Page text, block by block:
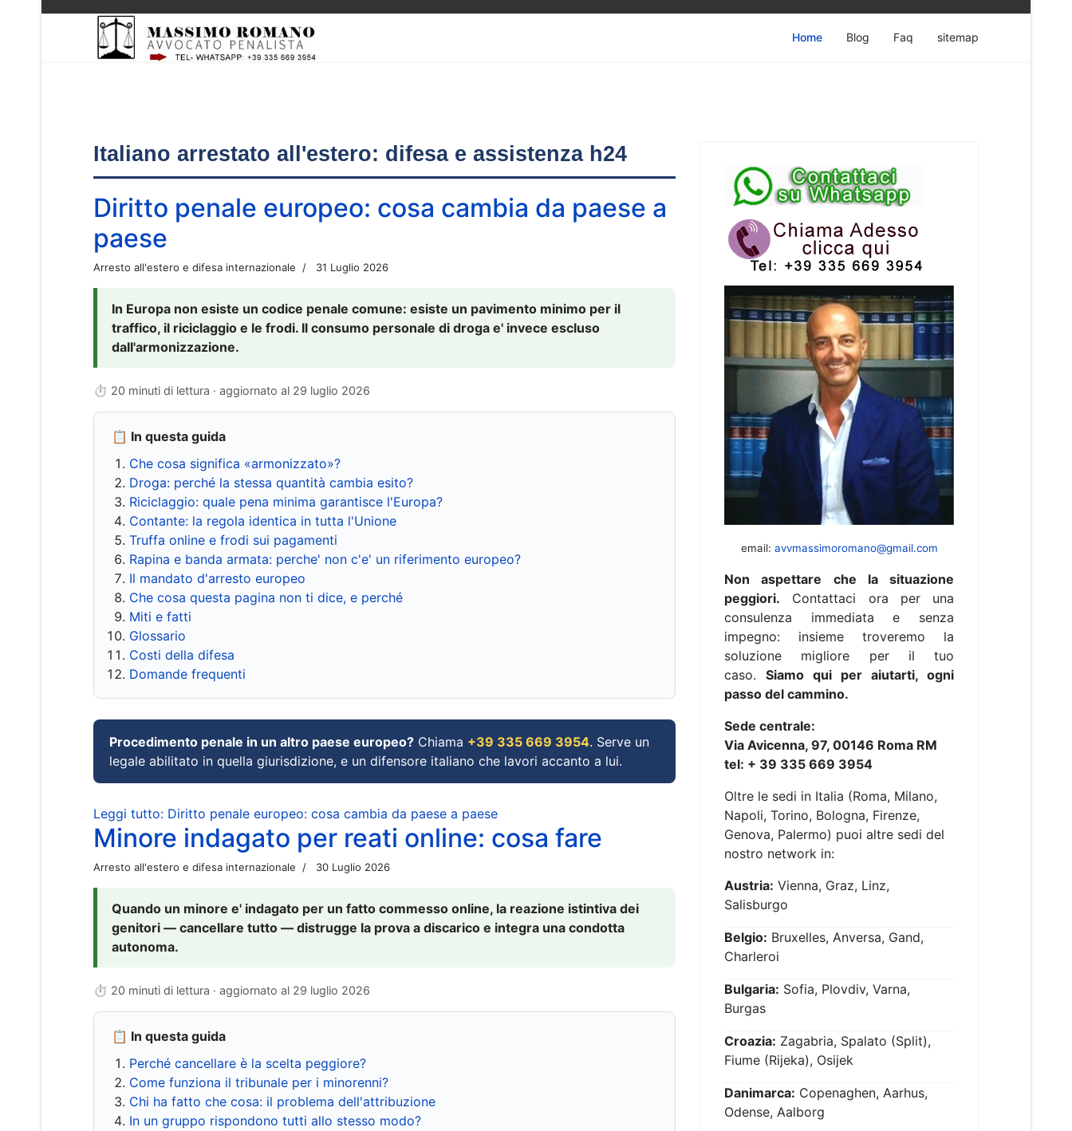
Home Blog Faq sitemap
Italiano arrestato all'estero: difesa e assistenza h24
Diritto penale europeo: cosa cambia da paese a
paese
Arresto all'estero e difesa internazionale 31 Luglio 2026
In Europa non esiste un codice penale comune: esiste un pavimento minimo per il
traffico, il riciclaggio e le frodi. Il consumo personale di droga e' invece escluso
dall'armonizzazione.
⏱ 20 minuti di lettura · aggiornato al 29 luglio 2026
📋 In questa guida
Che cosa significa «armonizzato»?
Droga: perché la stessa quantità cambia esito?
Riciclaggio: quale pena minima garantisce l'Europa?
Contante: la regola identica in tutta l'Unione
Truffa online e frodi sui pagamenti
Rapina e banda armata: perche' non c'e' un riferimento europeo?
Il mandato d'arresto europeo
Che cosa questa pagina non ti dice, e perché
Miti e fatti
Glossario
Costi della difesa
Domande frequenti
Procedimento penale in un altro paese europeo? Chiama +39 335 669 3954. Serve un
legale abilitato in quella giurisdizione, e un difensore italiano che lavori accanto a lui.
Leggi tutto: Diritto penale europeo: cosa cambia da paese a paese
Minore indagato per reati online: cosa fare
Arresto all'estero e difesa internazionale 30 Luglio 2026
Quando un minore e' indagato per un fatto commesso online, la reazione istintiva dei
genitori — cancellare tutto — distrugge la prova a discarico e integra una condotta
autonoma.
⏱ 20 minuti di lettura · aggiornato al 29 luglio 2026
📋 In questa guida
Perché cancellare è la scelta peggiore?
Come funziona il tribunale per i minorenni?
Chi ha fatto che cosa: il problema dell'attribuzione
In un gruppo rispondono tutti allo stesso modo?
email: avvmassimoromano@gmail.com
Non aspettare che la situazione
peggiori. Contattaci ora per una
consulenza immediata e senza
impegno: insieme troveremo la
soluzione migliore per il tuo
caso. Siamo qui per aiutarti, ogni
passo del cammino.
Sede centrale:
Via Avicenna, 97, 00146 Roma RM
tel: + 39 335 669 3954
Oltre le sedi in Italia (Roma, Milano,
Napoli, Torino, Bologna, Firenze,
Genova, Palermo) puoi altre sedi del
nostro network in:
Austria: Vienna, Graz, Linz,
Salisburgo
Belgio: Bruxelles, Anversa, Gand,
Charleroi
Bulgaria: Sofia, Plovdiv, Varna,
Burgas
Croazia: Zagabria, Spalato (Split),
Fiume (Rijeka), Osijek
Danimarca: Copenaghen, Aarhus,
Odense, Aalborg